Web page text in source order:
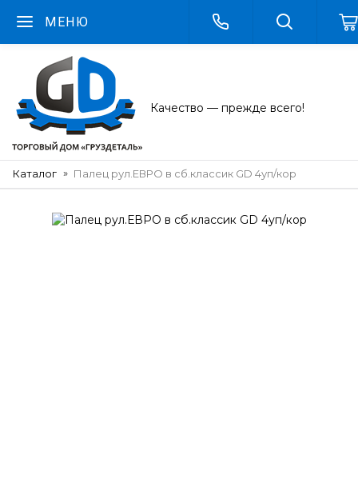
МЕНЮ
Качество — прежде всего!
Каталог Палец рул.ЕВРО в сб.классик GD 4уп/кор